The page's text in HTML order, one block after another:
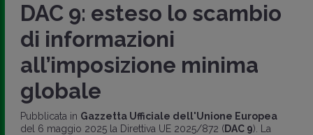
DAC 9: esteso lo scambio
di informazioni
all’imposizione minima
globale
Pubblicata in Gazzetta Ufficiale dell'Unione Europea
del 6 maggio 2025 la Direttiva UE 2025/872 (DAC 9). La